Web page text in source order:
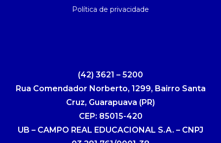
Política de privacidade
(42) 3621 – 5200
Rua Comendador Norberto, 1299, Bairro Santa
Cruz, Guarapuava (PR)
CEP: 85015-420
UB – CAMPO REAL EDUCACIONAL S.A. – CNPJ